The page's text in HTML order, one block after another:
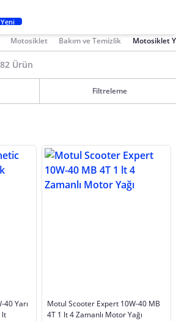
Yeni
Motosiklet Bakım ve Temizlik Motosiklet
Ürün
Filtreleme
Yarı
lt
Motul Scooter Expert 10W-40 MB
4T 1 lt 4 Zamanlı Motor Yağı